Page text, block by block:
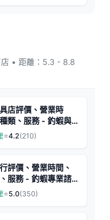
• 距離：5.3 - 8.8
店評價、營業時
類、服務 - 釣蝦與
賣
⭐4.2(210)
評價、營業時間、
服務 - 釣蝦專業諮
學
⭐5.0(350)